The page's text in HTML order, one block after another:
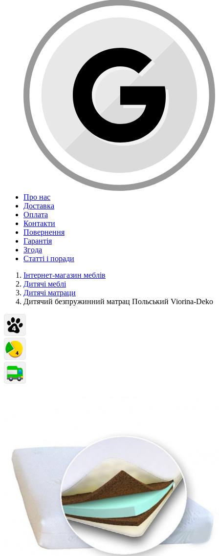
Про нас
Доставка
Оплата
Контакти
Повернення
Гарантія
Згода
Статті і поради
Інтернет-магазин меблів
Дитячі меблі
Дитячі матраци
Дитячий безпружинний матрац Польський Viorina-Deko